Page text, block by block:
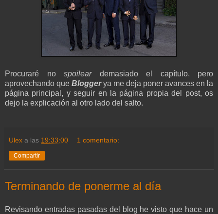
Procuraré no spoilear demasiado el capítulo, pero
aprovechando que Bloggerya me deja poner avances en la
página principal, y seguir en la página propia del post, os
dejo la explicación al otro lado del salto.
Ulex a las 19:33:00 1 comentario:
Compartir
Terminando de ponerme al día
Revisando entradas pasadas del blog he visto que hace un